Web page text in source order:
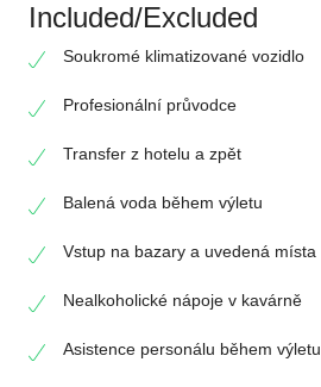
Included/Excluded
Soukromé klimatizované vozidlo
Profesionální průvodce
Transfer z hotelu a zpět
Balená voda během výletu
Vstup na bazary a uvedená místa
Nealkoholické nápoje v kavárně
Asistence personálu během výletu